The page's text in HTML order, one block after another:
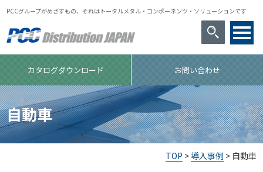
PCCグループがめざすもの、それはトータルメタル・コンポーネンツ・ソリューションです
カタログダウンロード お問い合わせ
自動車
TOP > 導入事例 > 自動車